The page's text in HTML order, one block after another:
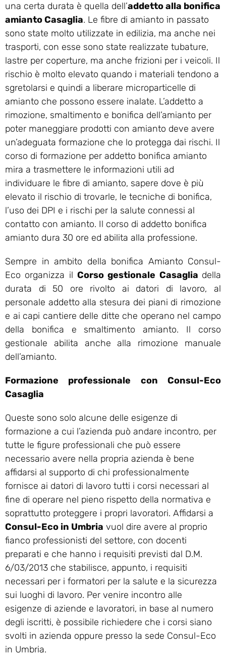
una certa durata è quella dell’addetto alla bonifica
amianto Casaglia. Le fibre di amianto in passato
sono state molto utilizzate in edilizia, ma anche nei
trasporti, con esse sono state realizzate tubature,
lastre per coperture, ma anche frizioni per i veicoli. Il
rischio è molto elevato quando i materiali tendono a
sgretolarsi e quindi a liberare microparticelle di
amianto che possono essere inalate. L’addetto a
rimozione, smaltimento e bonifica dell’amianto per
poter maneggiare prodotti con amianto deve avere
un’adeguata formazione che lo protegga dai rischi. Il
corso di formazione per addetto bonifica amianto
mira a trasmettere le informazioni utili ad
individuare le fibre di amianto, sapere dove è più
elevato il rischio di trovarle, le tecniche di bonifica,
l’uso dei DPI e i rischi per la salute connessi al
contatto con amianto. Il corso di addetto bonifica
amianto dura 30 ore ed abilita alla professione.
Sempre in ambito della bonifica Amianto Consul-
Eco organizza il Corso gestionale Casaglia della
durata di 50 ore rivolto ai datori di lavoro, al
personale addetto alla stesura dei piani di rimozione
e ai capi cantiere delle ditte che operano nel campo
della bonifica e smaltimento amianto. Il corso
gestionale abilita anche alla rimozione manuale
dell’amianto.
Formazione professionale con Consul-Eco
Casaglia
Queste sono solo alcune delle esigenze di
formazione a cui l’azienda può andare incontro, per
tutte le figure professionali che può essere
necessario avere nella propria azienda è bene
affidarsi al supporto di chi professionalmente
fornisce ai datori di lavoro tutti i corsi necessari al
fine di operare nel pieno rispetto della normativa e
soprattutto proteggere i propri lavoratori. Affidarsi a
Consul-Eco in Umbria vuol dire avere al proprio
fianco professionisti del settore, con docenti
preparati e che hanno i requisiti previsti dal D.M.
6/03/2013 che stabilisce, appunto, i requisiti
necessari per i formatori per la salute e la sicurezza
sui luoghi di lavoro. Per venire incontro alle
esigenze di aziende e lavoratori, in base al numero
degli iscritti, è possibile richiedere che i corsi siano
svolti in azienda oppure presso la sede Consul-Eco
in Umbria.